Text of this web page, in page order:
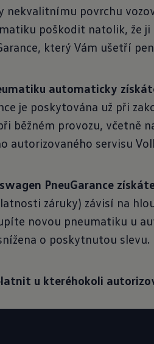
nekvalitnímu povrchu
poškodit natolik, že
který Vám ušetří
automaticky
je poskytována už při
běžném provozu,
autorizovaného servisu
PneuGarance
záruky) závisí na
novou pneumatiku u
o poskytnutou slevu.
u kteréhokoli